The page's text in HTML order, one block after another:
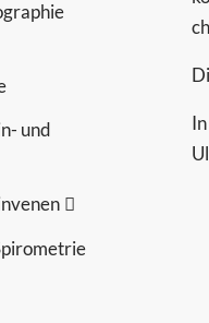
und